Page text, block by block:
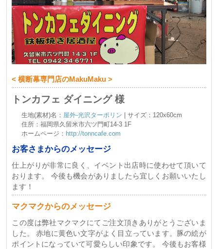
< 横断幕専門店のMakuMaku >
トンカフェ ダイニング 様
生地(素材)名： 屋外-光沢ターポリン | サイズ：120x60cm
住所：福岡県久留米市六ツ門町14-3 1F
ホームページ： http://tonncafe.com
お客さまからのメッセージ
仕上がりが非常に良く、イベント出店時に使わせて頂いて
おります。 今後も機会がありましたら宜しくお願いいたし
ます！
マクマクからのメッセージ
この度は弊社マクマクにてご注文頂きありがとうございま
した。 赤地に黄色い文字がよく目立っています。豚の絵が
ポイントになっていて可愛らしい印象です。 今後もお客様